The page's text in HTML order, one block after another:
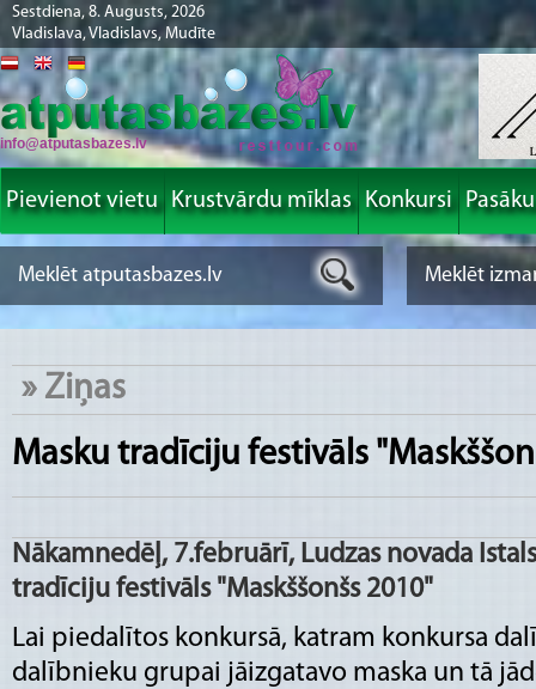
Sestdiena, 8. Augusts, 2026
Vladislava, Vladislavs, Mudīte
info@atputasbazes.lv
Pievienot vietu Krustvārdu mīklas Konkursi
» Ziņas
Masku tradīciju festivāls
Nākamnedēļ, 7.februārī, Ludzas novada
tradīciju festivāls "Maskššonšs 2010"
Lai piedalītos konkursā, katram konkursa
dalībnieku grupai jāizgatavo maska un tā